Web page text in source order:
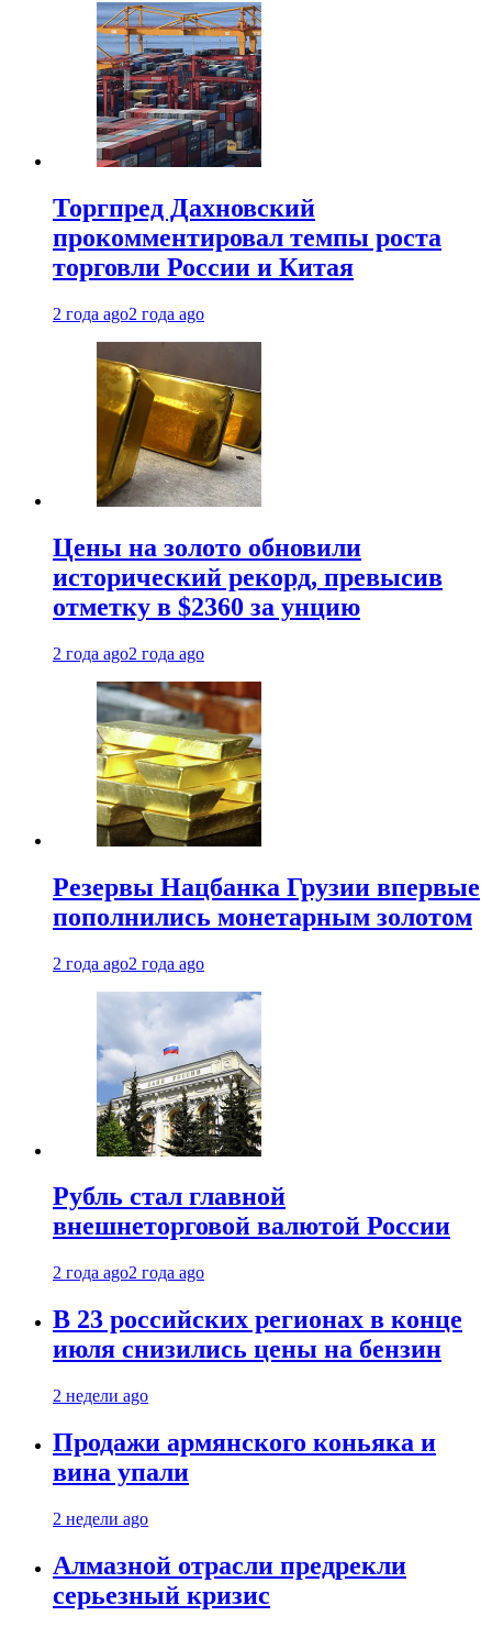
Торгпред Дахновский
прокомментировал темпы роста
торговли России и Китая
2 года ago2 года ago
Цены на золото обновили
исторический рекорд, превысив
отметку в $2360 за унцию
2 года ago2 года ago
Резервы Нацбанка Грузии впервые
пополнились монетарным золотом
2 года ago2 года ago
Рубль стал главной
внешнеторговой валютой России
2 года ago2 года ago
В 23 российских регионах в конце
июля снизились цены на бензин
2 недели ago
Продажи армянского коньяка и
вина упали
2 недели ago
Алмазной отрасли предрекли
серьезный кризис